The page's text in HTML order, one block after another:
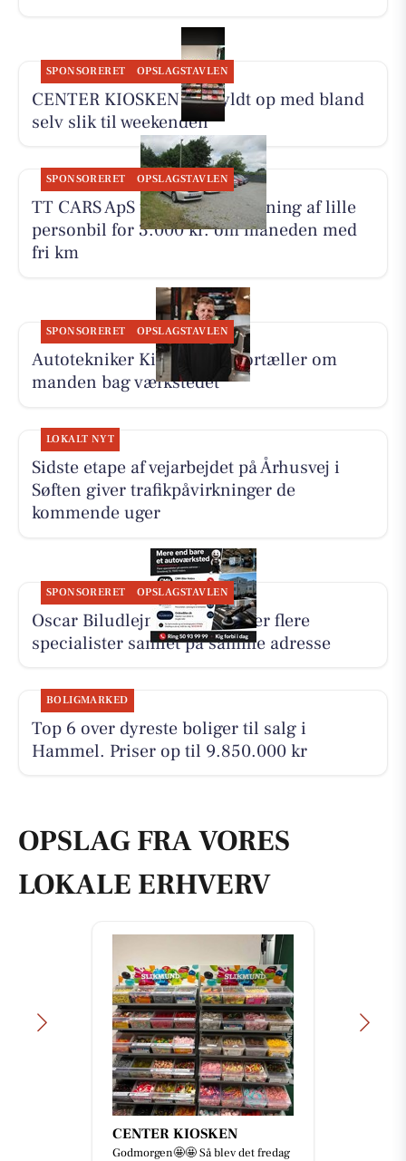
SPONSORERET OPSLAGSTAVLEN
CENTER KIOSKEN har fyldt op med bland
selv slik til weekenden
SPONSORERET OPSLAGSTAVLEN
TT CARS ApS tilbyder biludlejning af lille
personbil for 3.000 kr. om måneden med
fri km
SPONSORERET OPSLAGSTAVLEN
Autotekniker Kim Skytthe fortæller om
manden bag værkstedet
LOKALT NYT
Sidste etape af vejarbejdet på Århusvej i
Søften giver trafikpåvirkninger de
kommende uger
SPONSORERET OPSLAGSTAVLEN
Oscar Biludlejning fremhæver flere
specialister samlet på samme adresse
BOLIGMARKED
Top 6 over dyreste boliger til salg i
Hammel. Priser op til 9.850.000 kr
OPSLAG FRA VORES
LOKALE ERHVERV
CENTER KIOSKEN
Godmorgen🤩🤩 Så blev det fredag